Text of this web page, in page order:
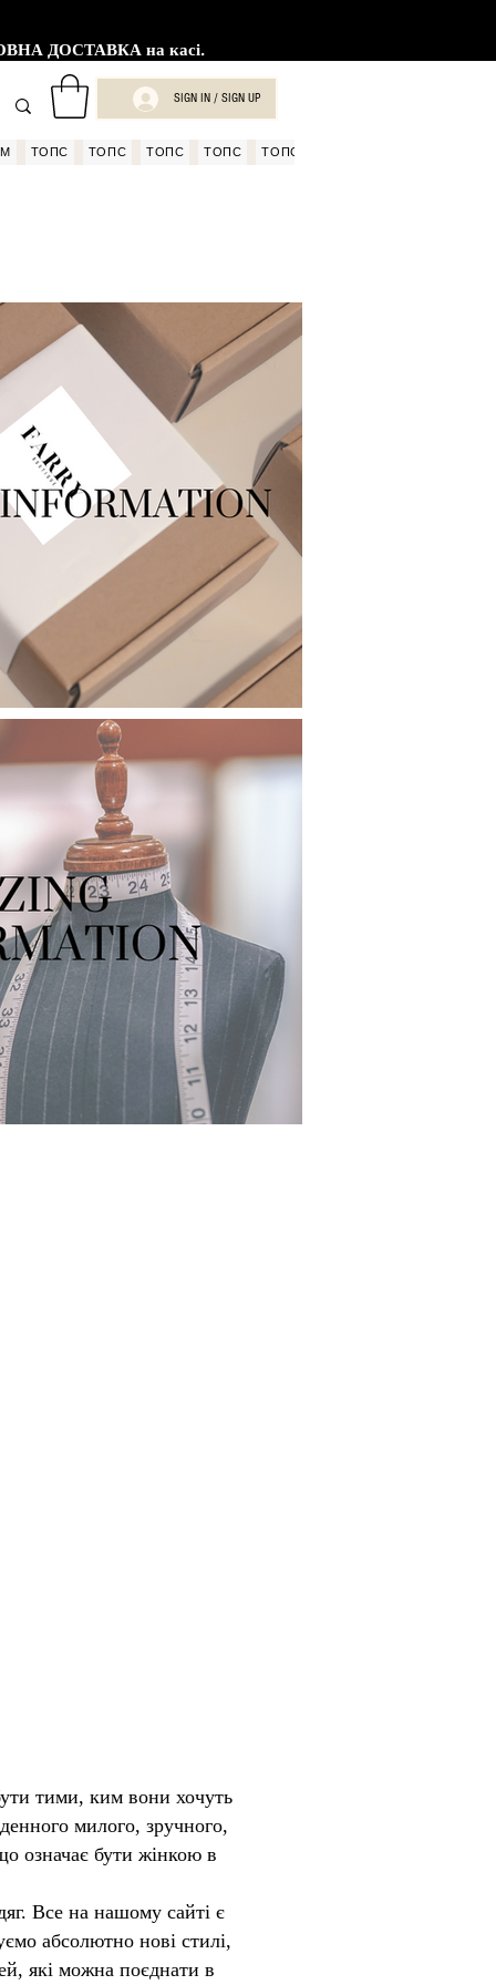
ДОСТАВКА на касі.
SIGN IN / SIGN UP
ТОПС ТОПС ТОПС ТОПС ТОПС
тими, ким вони хочуть
милого, зручного,
означає бути жінкою в
Все на нашому сайті є
абсолютно нові стилі,
які можна поєднати в